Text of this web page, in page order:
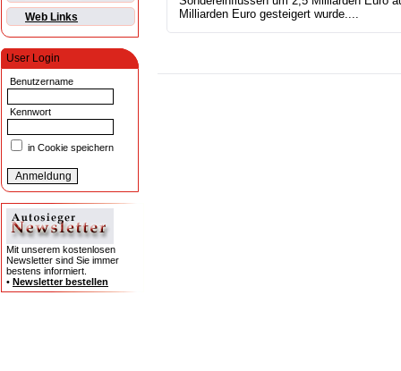
Web Links
User Login
Benutzername
Kennwort
in Cookie speichern
Mit unserem kostenlosen
Newsletter sind Sie immer
bestens informiert.
• Newsletter bestellen
Milliarden Euro gesteigert wurde....